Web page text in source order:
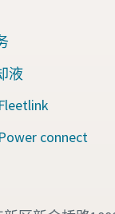
液
connect